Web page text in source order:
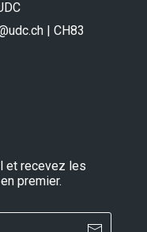
| CH83
et recevez les
premier.